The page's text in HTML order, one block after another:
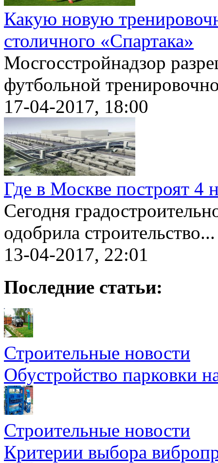
Какую новую
столичного «Спартака»
Мосгосстройнадзор
футбольной
17-04-2017, 18:00
Где в Москве построят
Сегодня
одобрила строительство...
13-04-2017, 22:01
Последние статьи:
Строительные новости
Обустройство парковки
Строительные новости
Критерии выбора